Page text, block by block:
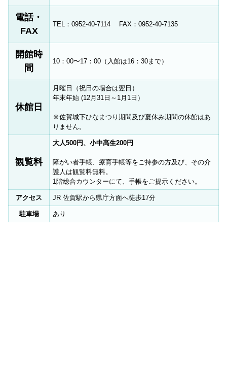
電話・
FAX
TEL：0952-40-7114 FAX：0952-40-7135
開館時
間
10：00〜17：00（入館は16：30まで）
休館日
月曜日（祝日の場合は翌日）
年末年始 (12月31日～1月1日）
※佐賀城下ひなまつり期間及び夏休み期間の休館はあ
りません。
観覧料
大人500円、小中高生200円
障がい者手帳、療育手帳等をご持参の方及び、その介
護人は観覧料無料。
1階総合カウンターにて、手帳をご提示ください。
アクセス JR 佐賀駅から県庁方面へ徒歩17分
駐車場 あり